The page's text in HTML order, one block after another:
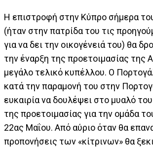
Η επιστροφή στην Κύπρο σήμερα
(ήταν στην πατρίδα του τις
για να δει την οικογένειά του) θα
την έναρξη της προετοιμασίας της
μεγάλο τελικό κυπέλλου. Ο
κατά την παραμονή του στην
ευκαιρία να δουλέψει στο μυαλό
της προετοιμασίας για την ομάδα
22ας Μαΐου. Από αύριο όταν θα
προπονήσεις των «κίτρινων» θα